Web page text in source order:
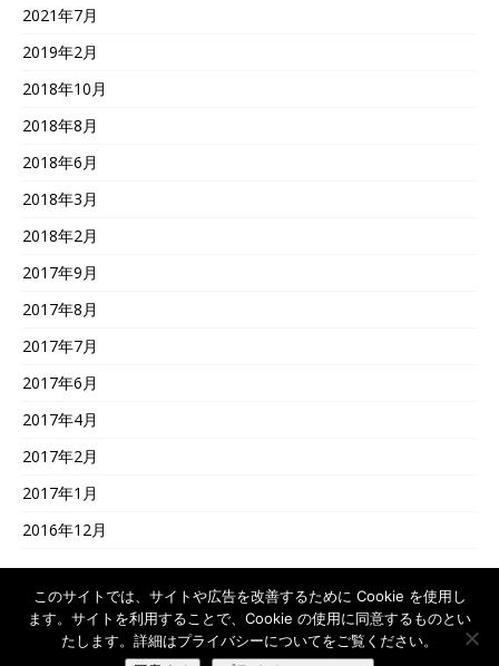
2021年7月
2019年2月
2018年10月
2018年8月
2018年6月
2018年3月
2018年2月
2017年9月
2017年8月
2017年7月
2017年6月
2017年4月
2017年2月
2017年1月
2016年12月
© XLsoft K.K.
このサイトでは、サイトや広告を改善するために Cookie を使用し
ます。サイトを利用することで、Cookie の使用に同意するものとい
たします。詳細はプライバシーについてをご覧ください。